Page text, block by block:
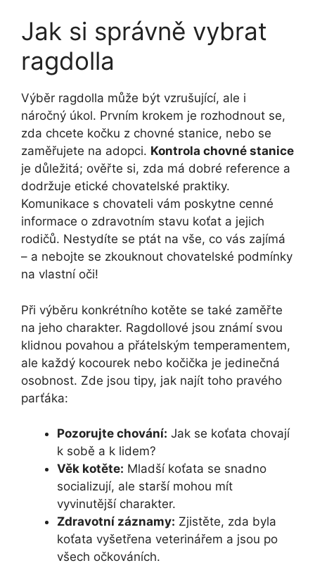
Jak si správně vybrat
ragdolla
Výběr ragdolla může být vzrušující, ale i
náročný úkol. Prvním krokem je rozhodnout se,
zda chcete kočku z chovné stanice, nebo se
zaměřujete na adopci. Kontrola chovné stanice
je důležitá; ověřte si, zda má dobré reference a
dodržuje etické chovatelské praktiky.
Komunikace s chovateli vám poskytne cenné
informace o zdravotním stavu koťat a jejich
rodičů. Nestydíte se ptát na vše, co vás zajímá
– a nebojte se zkouknout chovatelské podmínky
na vlastní oči!
Při výběru konkrétního kotěte se také zaměřte
na jeho charakter. Ragdollové jsou známí svou
klidnou povahou a přátelským temperamentem,
ale každý kocourek nebo kočička je jedinečná
osobnost. Zde jsou tipy, jak najít toho pravého
parťáka:
Pozorujte chování: Jak se koťata chovají
k sobě a k lidem?
Věk kotěte: Mladší koťata se snadno
socializují, ale starší mohou mít
vyvinutější charakter.
Zdravotní záznamy: Zjistěte, zda byla
koťata vyšetřena veterinářem a jsou po
všech očkováních.